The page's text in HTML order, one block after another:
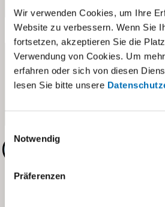
Wir verwenden Cookies, um Ihre
Website zu verbessern. Wenn Sie
fortsetzen, akzeptieren Sie die
Verwendung von Cookies. Um
erfahren oder sich von diesen
lesen Sie bitte unsere
Notwendig
Präferenzen
Namen der Teilnehmenden
Absenden